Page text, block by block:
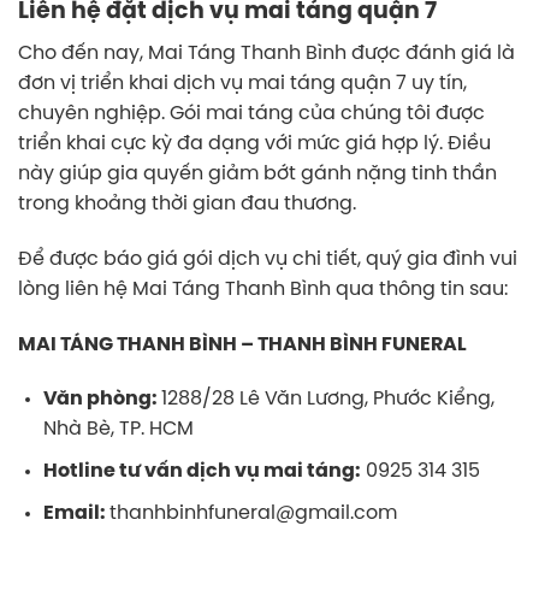
Liên hệ đặt dịch vụ mai táng quận 7
Cho đến nay, Mai Táng Thanh Bình được đánh giá là
đơn vị triển khai dịch vụ mai táng quận 7 uy tín,
chuyên nghiệp. Gói mai táng của chúng tôi được
triển khai cực kỳ đa dạng với mức giá hợp lý. Điều
này giúp gia quyến giảm bớt gánh nặng tinh thần
trong khoảng thời gian đau thương.
Để được báo giá gói dịch vụ chi tiết, quý gia đình vui
lòng liên hệ Mai Táng Thanh Bình qua thông tin sau:
MAI TÁNG THANH BÌNH – THANH BÌNH FUNERAL
Văn phòng: 1288/28 Lê Văn Lương, Phước Kiểng,
Nhà Bè, TP. HCM
Hotline tư vấn dịch vụ mai táng: 0925 314 315
Email: thanhbinhfuneral@gmail.com